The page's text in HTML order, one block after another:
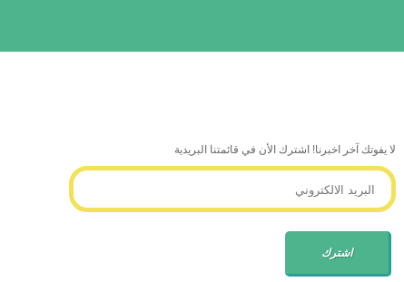
لا يفوتك آخر اخبرنا! اشترك الأن في قائمتنا البريدية